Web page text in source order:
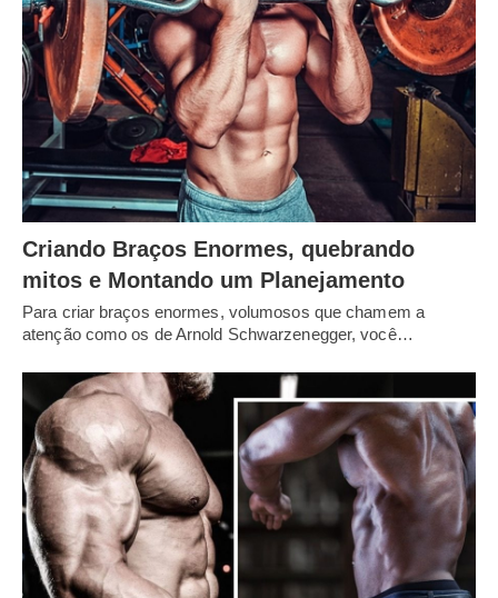
Criando Braços Enormes, quebrando
mitos e Montando um Planejamento
Para criar braços enormes, volumosos que chamem a
atenção como os de Arnold Schwarzenegger, você…